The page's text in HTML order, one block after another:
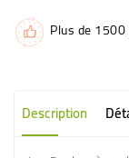
Plus de
Description